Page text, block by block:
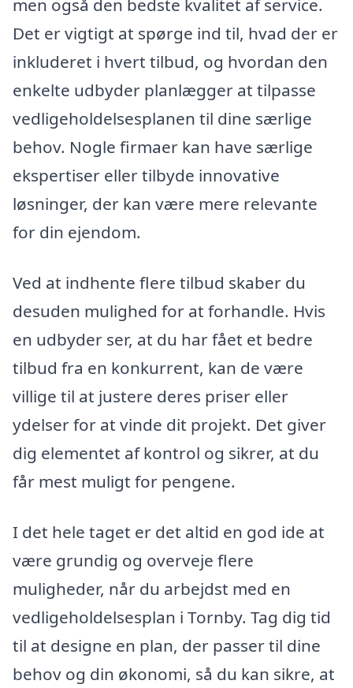
men også den bedste kvalitet af service.
Det er vigtigt at spørge ind til, hvad der er
inkluderet i hvert tilbud, og hvordan den
enkelte udbyder planlægger at tilpasse
vedligeholdelsesplanen til dine særlige
behov. Nogle firmaer kan have særlige
ekspertiser eller tilbyde innovative
løsninger, der kan være mere relevante
for din ejendom.
Ved at indhente flere tilbud skaber du
desuden mulighed for at forhandle. Hvis
en udbyder ser, at du har fået et bedre
tilbud fra en konkurrent, kan de være
villige til at justere deres priser eller
ydelser for at vinde dit projekt. Det giver
dig elementet af kontrol og sikrer, at du
får mest muligt for pengene.
I det hele taget er det altid en god ide at
være grundig og overveje flere
muligheder, når du arbejdst med en
vedligeholdelsesplan i Tornby. Tag dig tid
til at designe en plan, der passer til dine
behov og din økonomi, så du kan sikre, at